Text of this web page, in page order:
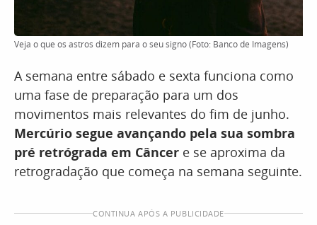
Veja o que os astros dizem para o seu signo (Foto: Banco de Imagens)
A semana entre sábado e sexta funciona como
uma fase de preparação para um dos
movimentos mais relevantes do fim de junho.
Mercúrio segue avançando pela sua sombra
pré retrógrada em Câncer e se aproxima da
retrogradação que começa na semana seguinte.
CONTINUA APÓS A PUBLICIDADE